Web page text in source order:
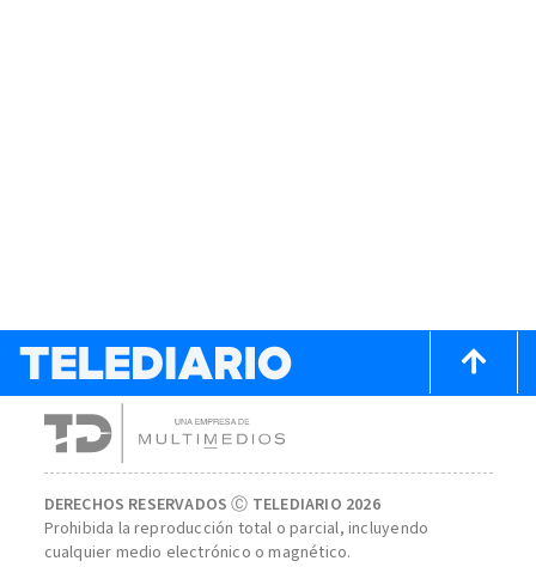
DERECHOS RESERVADOS Ⓒ TELEDIARIO 2026
Prohibida la reproducción total o parcial, incluyendo
cualquier medio electrónico o magnético.